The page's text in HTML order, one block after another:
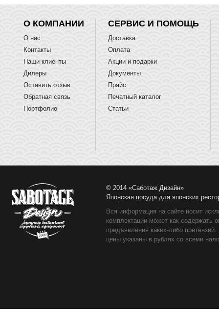
О КОМПАНИИ
О нас
Контакты
Наши клиенты
Дилеры
Оставить отзыв
Обратная связь
Портфолио
СЕРВИС И ПОМОЩЬ
Доставка
Оплата
Акции и подарки
Документы
Прайс
Печатный каталог
Статьи
© 2014 «Саботаж Дизайн»
Японская посуда для японских
Вся информация на сайте носит
комплектации может как содержать
предъявления каких-либо
цены указаны в рублях со всеми